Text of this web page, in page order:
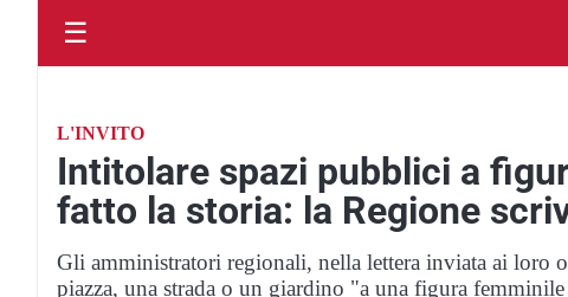
☰
L'INVITO
Intitolare spazi pubblici a
fatto la storia: la Regione
Gli amministratori regionali, nella lettera inviata ai
piazza, una strada o un giardino "a una figura